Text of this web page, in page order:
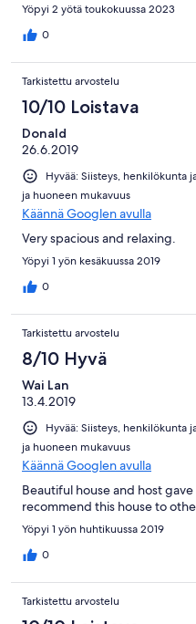
Yöpyi 2 yötä toukokuussa 2023
0
Tarkistettu arvostelu
10/10 Loistava
Donald
26.6.2019
Hyvää: Siisteys, henkilökunta
ja huoneen mukavuus
Käännä Googlen avulla
Very spacious and relaxing.
Yöpyi 1 yön kesäkuussa 2019
0
Tarkistettu arvostelu
8/10 Hyvä
Wai Lan
13.4.2019
Hyvää: Siisteys, henkilökunta
ja huoneen mukavuus
Käännä Googlen avulla
Beautiful house and host
recommend this house to
Yöpyi 1 yön huhtikuussa 2019
0
Tarkistettu arvostelu